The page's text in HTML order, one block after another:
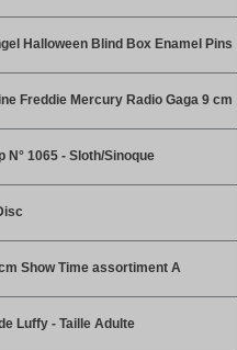
Halloween Blind Box Enamel Pins
Freddie Mercury Radio Gaga 9 cm
N° 1065 - Sloth/Sinoque
Show Time assortiment A
Luffy - Taille Adulte